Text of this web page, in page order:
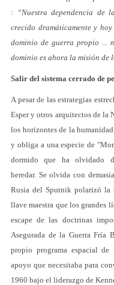
:
“Nuestra dependencia de
crecido dramáticamente y
dominio de guerra propio ...
dominio es ahora la misión de
Salir del sistema cerrado de
A pesar de las estrategias
Esper y otros arquitectos de la
los horizontes de la
y obliga a una especie de
dormido que ha olvidado
heredar. Se olvida con
Rusia del Sputnik polarizó la
llave maestra que los grandes
escape de las doctrinas
Asegurada de la Guerra Fría
propio programa espacial
apoyo que necesitaba para
1960 bajo el liderazgo de